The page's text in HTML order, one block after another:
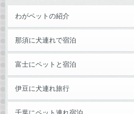
わがペットの紹介
那須に犬連れで宿泊
富士にペットと宿泊
伊豆に犬連れ旅行
千葉にペット連れ宿泊